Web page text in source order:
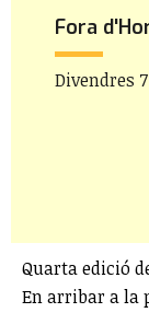
Fora
Divendres
Quarta edició
En arribar a la